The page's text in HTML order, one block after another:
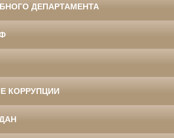
ДЕПАРТАМЕНТА
КОРРУПЦИИ